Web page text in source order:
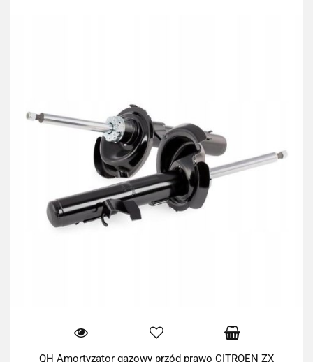
QH Amortyzator gazowy przód prawo CITROEN ZX